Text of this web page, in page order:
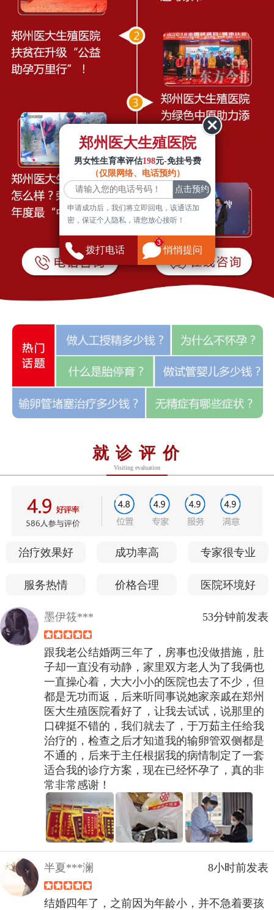
就诊评价
Visiting evaluation
治疗效果好 成功率高 专家很专业
服务热情 价格合理 医院环境好
墨伊筱*** 53分钟前发表
跟我老公结婚两三年了，房事也没做措施，肚
子却一直没有动静，家里双方老人为了我俩也
一直操心着，大大小小的医院也去了不少，但
都是无功而返，后来听同事说她家亲戚在郑州
医大生殖医院看好了，让我去试试，说那里的
口碑挺不错的，我们就去了，于万茹主任给我
治疗的，检查之后才知道我的输卵管双侧都是
不通的，后来于主任根据我的病情制定了一套
适合我的诊疗方案，现在已经怀孕了，真的非
常非常感谢！
半夏***澜 8小时前发表
结婚四年了，之前因为年龄小，并不急着要孩
郑州医大生殖医院
男女性生育率评估198元-免挂号费
（仅限网络、电话预约）
申请成功后，我们将立即回电，该通话加
密，保证个人隐私，请您放心接听！
拨打电话 悄悄提问